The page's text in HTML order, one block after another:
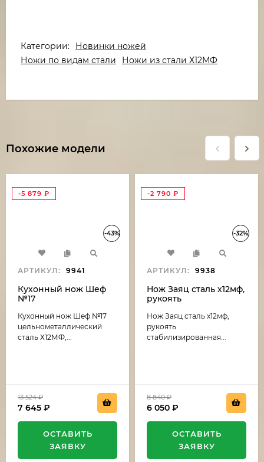
Категории:
Новинки ножей
Ножи по видам стали
Ножи из стали Х12МФ
Похожие модели
-43%
-5 879 ₽
АРТИКУЛ: 9941
Кухонный нож Шеф
№17
сталь Х12МФ, рукоять
G10 зеленая
(распродажа)
Кухонный нож Шеф №17
цельнометаллический
сталь Х12МФ,...
13 524₽
7 645 ₽
ОСТАВИТЬ
ЗАЯВКУ
-32%
-2 790 ₽
АРТИКУЛ: 9938
Нож Заяц сталь х12мф,
рукоять
карельская береза
темно коричневая-
черный граб
Нож Заяц сталь х12мф,
рукоять
стабилизированная...
8 840₽
6 050 ₽
ОСТАВИТЬ
ЗАЯВКУ